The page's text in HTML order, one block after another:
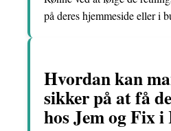
på deres hjemmeside eller i
Hvordan kan
sikker på at få
hos Jem og Fix i